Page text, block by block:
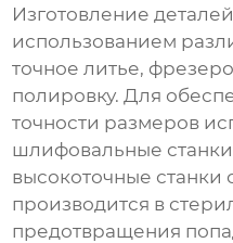
Изготовление
использованием
точное литье,
полировку. Для
точности размеров
шлифовальные
высокоточные станки
производится в
предотвращения